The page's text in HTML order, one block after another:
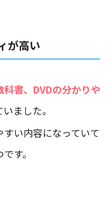
が高い
科書、DVDの分かりや
ました。
い内容になっていて
す。